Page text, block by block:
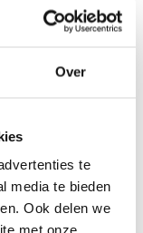
Over
te
media te bieden
Ook delen we
met onze